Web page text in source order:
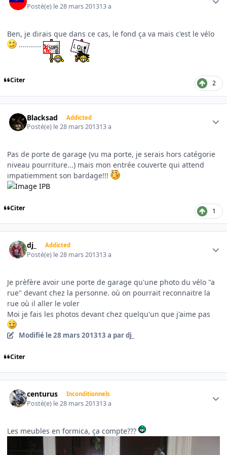
Posté(e) le 28 mars 201313 a
Ben, je dirais que dans ce cas, le fond ça va mais c'est le vélo
...........
Citer 2
Blacksad Addicted
Posté(e) le 28 mars 201313 a
Pas de porte de garage (vu ma porte, je serais hors catégorie
niveau pourriture...) mais mon entrée couverte qui attend
impatiemment son bardage!!!
Citer 1
dj_ Addicted
Posté(e) le 28 mars 201313 a
Je prèfère avoir une porte de garage qu'une photo du vélo "a
rue" devant chez la personne. où on pourrait reconnaitre la
rue où il aller le voler
Moi je fais les photos devant chez quelqu'un que j'aime pas
Modifié le 28 mars 201313 a par dj_
Citer
centurus Inconditionnels
Posté(e) le 28 mars 201313 a
Les meubles en formica, ça compte???